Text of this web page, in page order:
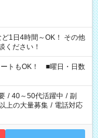
時間～OK！ その他
ください！
トもOK！ ■曜日・日数
/ 40～50代活躍中 / 副
上の大量募集 / 電話対応